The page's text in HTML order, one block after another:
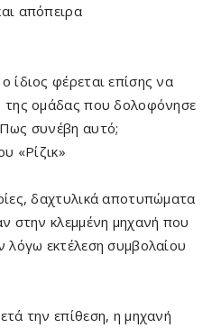
απόπειρα
ίδιος φέρεται επίσης να
της ομάδας που δολοφόνησε
συνέβη αυτό;
«Ρίζικ»
δαχτυλικά αποτυπώματα
στην κλεμμένη μηχανή που
λόγω εκτέλεση συμβολαίου
την επίθεση, η μηχανή